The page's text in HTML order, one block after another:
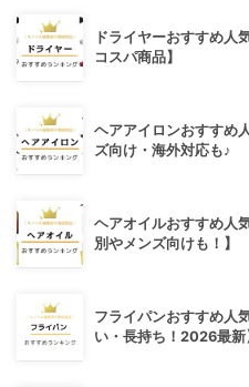
ドライヤーおすすめ人
コスパ商品】
ヘアアイロンおすすめ
ズ向け・海外対応も♪
ヘアオイルおすすめ人
別やメンズ向けも！】
フライパンおすすめ人
い・長持ち！2026最新